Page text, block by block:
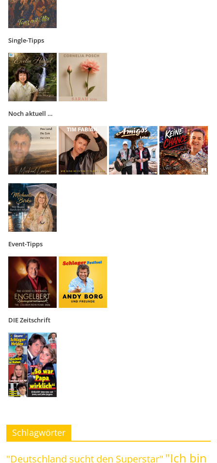
Single-Tipps
Noch aktuell …
Event-Tipps
DIE Zeitschrift
Schlagwörter
"Deutschland sucht den Superstar" "Ich bin